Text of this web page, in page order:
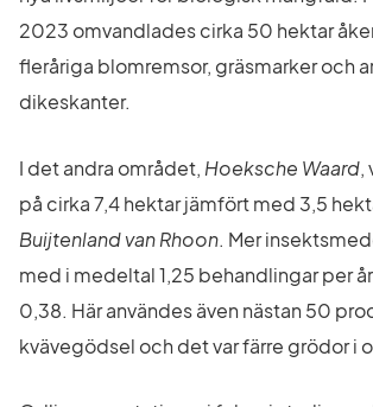
2023 omvandlades cirka 50 hektar
fleråriga blomremsor, gräsmarker och
dikeskanter.
I det andra området, Hoeksche Waard,
Buijtenland van Rhoon. Mer
med i medeltal 1,25 behandlingar per
0,38. Här användes även nästan 50
kvävegödsel och det var färre grödor i